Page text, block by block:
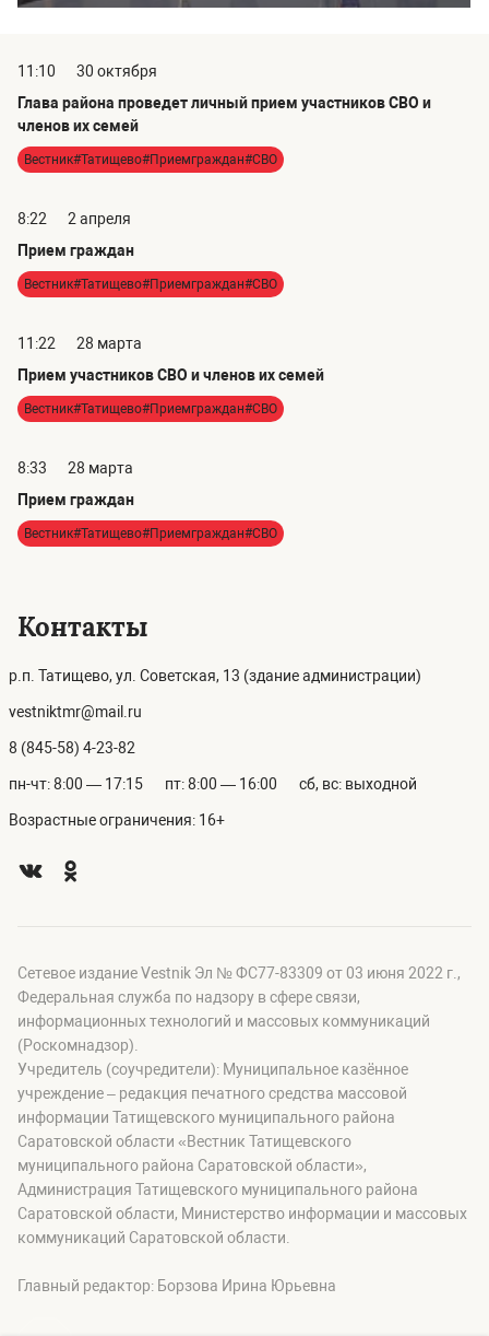
11:10
30 октября
Глава района проведет личный прием участников СВО и
членов их семей
Вестник#Татищево#Приемграждан#СВО
8:22
2 апреля
Прием граждан
Вестник#Татищево#Приемграждан#СВО
11:22
28 марта
Прием участников СВО и членов их семей
Вестник#Татищево#Приемграждан#СВО
8:33
28 марта
Прием граждан
Вестник#Татищево#Приемграждан#СВО
Контакты
р.п. Татищево, ул. Советская, 13 (здание администрации)
vestniktmr@mail.ru
8 (845-58) 4-23-82
пн-чт: 8:00 — 17:15 пт: 8:00 — 16:00 сб, вс: выходной
Возрастные ограничения: 16+
Сетевое издание Vestnik Эл № ФС77-83309 от 03 июня 2022 г.,
Федеральная служба по надзору в сфере связи,
информационных технологий и массовых коммуникаций
(Роскомнадзор).
Учредитель (соучредители): Муниципальное казённое
учреждение – редакция печатного средства массовой
информации Татищевского муниципального района
Саратовской области «Вестник Татищевского
муниципального района Саратовской области»,
Администрация Татищевского муниципального района
Саратовской области, Министерство информации и массовых
коммуникаций Саратовской области.
Главный редактор: Борзова Ирина Юрьевна